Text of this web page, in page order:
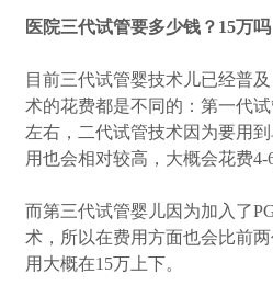
医院三代试管要多少钱？15万吗
目前三代试管婴技术儿已经普
术的花费都是不同的：第一代
左右，二代试管技术因为要用
用也会相对较高，大概会花费4-
而第三代试管婴儿因为加入了
术，所以在费用方面也会比前
用大概在15万上下。